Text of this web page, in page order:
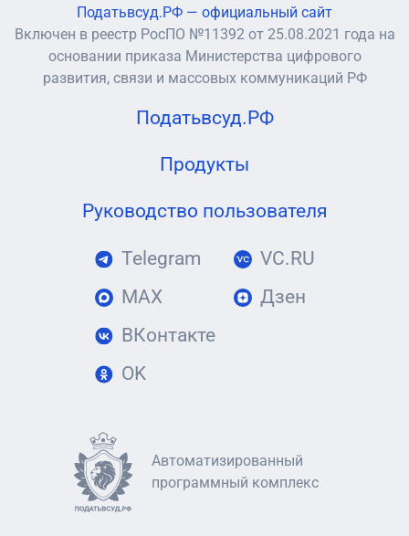
Податьвсуд.РФ — официальный сайт
Включен в реестр РосПО №11392 от 25.08.2021 года на
основании приказа Министерства цифрового
развития, связи и массовых коммуникаций РФ
Податьвсуд.РФ
Продукты
Руководство пользователя
Telegram
MAX
ВКонтакте
OK
VC.RU
Дзен
Автоматизированный
программный комплекс